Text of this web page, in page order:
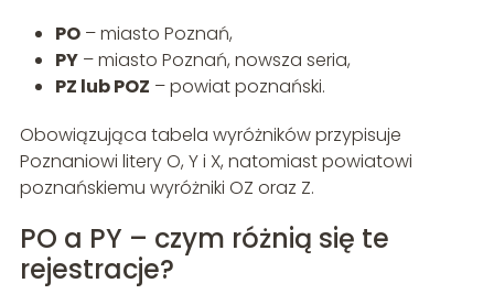
PO– miasto Poznań,
PY– miasto Poznań, nowsza seria,
PZ lub POZ – powiat poznański.
Obowiązująca tabela wyróżników przypisuje
Poznaniowi litery O, Y i X, natomiast powiatowi
poznańskiemu wyróżniki OZ oraz Z.
PO a PY – czym różnią się te
rejestracje?